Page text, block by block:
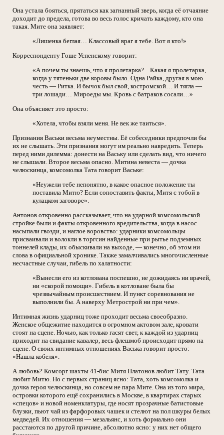
Она устала бояться, прятаться как загнанный зверь, когда её отчаяние
доходит до предела, готова во весь голос кричать каждому, кто она
такая. Мите она заявляет:
«Лишенка беглая… Классовый враг я тебе. Вот я кто!»
Корреспонденту Гоше Успенскому говорит:
«А почем ты знаешь, что я пролетарка?... Какая я пролетарка,
когда у тятеньки две коровы было. Одна Райка, другая в мою
честь — Ритка. И бычок был свой, костромской… И тягла —
три лошади… Мироеды мы. Кровь с батраков сосали…»
Она объясняет это просто:
«Хотела, чтобы взяли меня. Не век же таиться».
Признания Васьки весьма неуместны. Её собеседники предпочли бы
их не слышать. Эти признания могут им реально навредить. Теперь
перед ними дилемма: донести на Ваську или сделать вид, что ничего
не слышали. Второе весьма опасно. Митина невеста — дочка
челюскинца, комсомолка Тата говорит Ваське:
«Неужели тебе непонятно, в какое опасное положение ты
поставила Митю? Если сопоставить факты, Митя с тобой в
кулацком заговоре».
Антонов откровенно рассказывает, что на ударной комсомольской
стройке были и факты откровенного вредительства, когда в насос
насыпали гвозди, и наглое воровство: ударники комсомольцы
присваивали и волокли в торгсин найденные при рытье подземных
тоннелей клады, их обыскивали на выходе, — конечно, об этом ни
слова в официальной хронике. Также замалчивались многочисленные
несчастные случаи, гибель по халатности:
«Вынесли его из котлована поспешно, не дожидаясь ни врачей,
ни «скорой помощи». Гибель в котловане была бы
чрезвычайным происшествием. И пункт соревнования не
выполнили бы. А наверху Метрострой ни при чем».
Интимная жизнь ударниц тоже проходит весьма своеобразно.
Женское общежитие находится в огромном актовом зале, кровати
стоят на сцене. Ночью, как только гасят свет, к каждой из ударниц
приходит на свидание кавалер, весь флешмоб происходит прямо на
сцене. О своих интимных отношениях Васька говорит просто:
«Нашла кобеля».
А любовь? Комсорг шахты 41-бис Митя Платонов любит Тату. Тата
любит Митю. Но с первых страниц ясно: Тата, хоть комсомолка и
дочка героя челюскинца, но совсем не пара Мите. Она из того мира,
островки которого ещё сохранились в Москве, в квартирах старых
«спецов» и новой номенклатуры, где носят прозрачные батистовые
блузки, пьют чай из фарфоровых чашек и стелют на пол шкуры белых
медведей. Их отношения — мезальянс, и хоть формально они
расстаются по другой причине, абсолютно ясно: у них нет общего